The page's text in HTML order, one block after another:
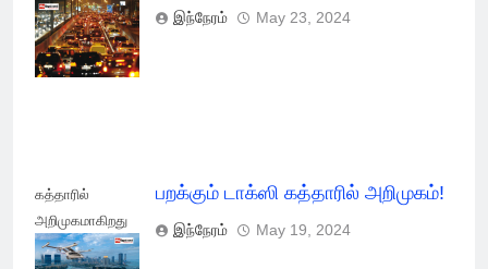
முடியாது -
கத்தாரில் புதிய
விதிமுறை
இந்நேரம் May 23, 2024
கத்தாரில்
அறிமுகமாகிறது
பறக்கும் டாக்ஸி!
பறக்கும் டாக்ஸி கத்தாரில் அறிமுகம்!
இந்நேரம் May 19, 2024